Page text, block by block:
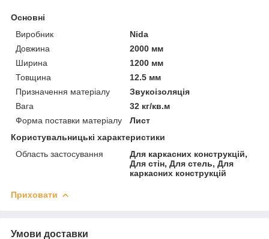
Основні
Виробник
Nida
Довжина
2000 мм
Ширина
1200 мм
Товщина
12.5 мм
Призначення матеріалу
Звукоізоляція
Вага
32 кг/кв.м
Форма поставки матеріалу
Лист
Користувальницькі характеристики
Область застосування
Для каркасних конструкцій,
Для стін, Для стель, Для
каркасних конструкцій
Приховати
Умови доставки